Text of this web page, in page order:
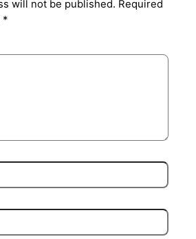
will not be published. Required
*